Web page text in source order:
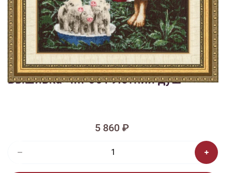
Изображения и цвет представленного товара могут незначительно
отличаться от оригинала продукции, взависимости от разрешения и
настроек вашего монитора, а также условий освещения при съемке
Вышивка ЧМ-061 Летний душ
5 860 ₽